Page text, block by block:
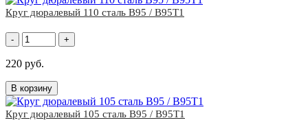
Круг дюралевый 110 сталь В95 / В95Т1
- +
220 руб.
В корзину
Круг дюралевый 105 сталь В95 / В95Т1